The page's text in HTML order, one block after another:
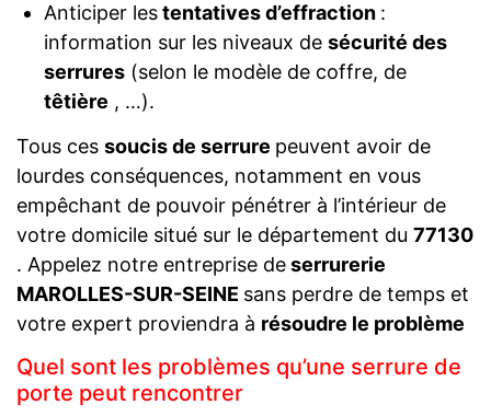
Anticiper lestentatives d’effraction :
information sur les niveaux de sécurité des
serrures(selon le modèle de coffre, de
têtière , …).
Tous ces soucis de serrure peuvent avoir de
lourdes conséquences, notamment en vous
empêchant de pouvoir pénétrer à l’intérieur de
votre domicile situé sur le département du 77130
. Appelez notre entreprise deserrurerie
MAROLLES-SUR-SEINE sans perdre de temps et
votre expert proviendra à résoudre le problème
Quel sont les problèmes qu’une serrure de
porte peut rencontrer